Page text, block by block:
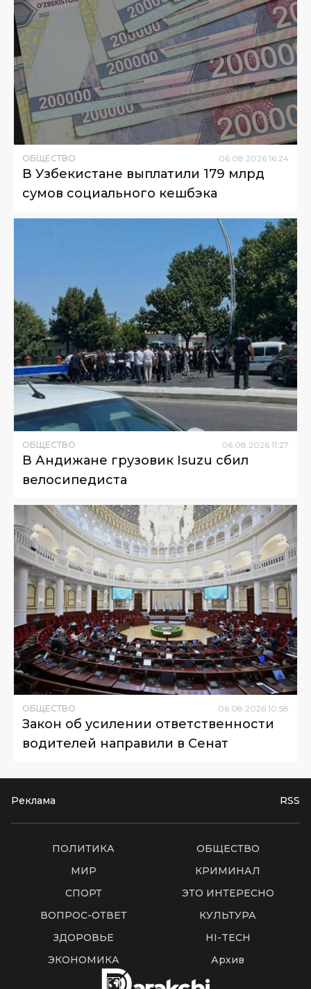
ОБЩЕСТВО 06.08.2026 16:24
В Узбекистане выплатили 179 млрд
сумов социального кешбэка
ОБЩЕСТВО 06.08.2026 11:27
В Андижане грузовик Isuzu сбил
велосипедиста
ОБЩЕСТВО 06 08 2026 10:58
Закон об усилении ответственности
водителей направили в Сенат
Реклама RSS
ПОЛИТИКА
ОБЩЕСТВО
МИР
КРИМИНАЛ
СПОРТ
ЭТО ИНТЕРЕСНО
ВОПРОС-ОТВЕТ
КУЛЬТУРА
ЗДОРОВЬЕ
HI-TECH
ЭКОНОМИКА
Архив